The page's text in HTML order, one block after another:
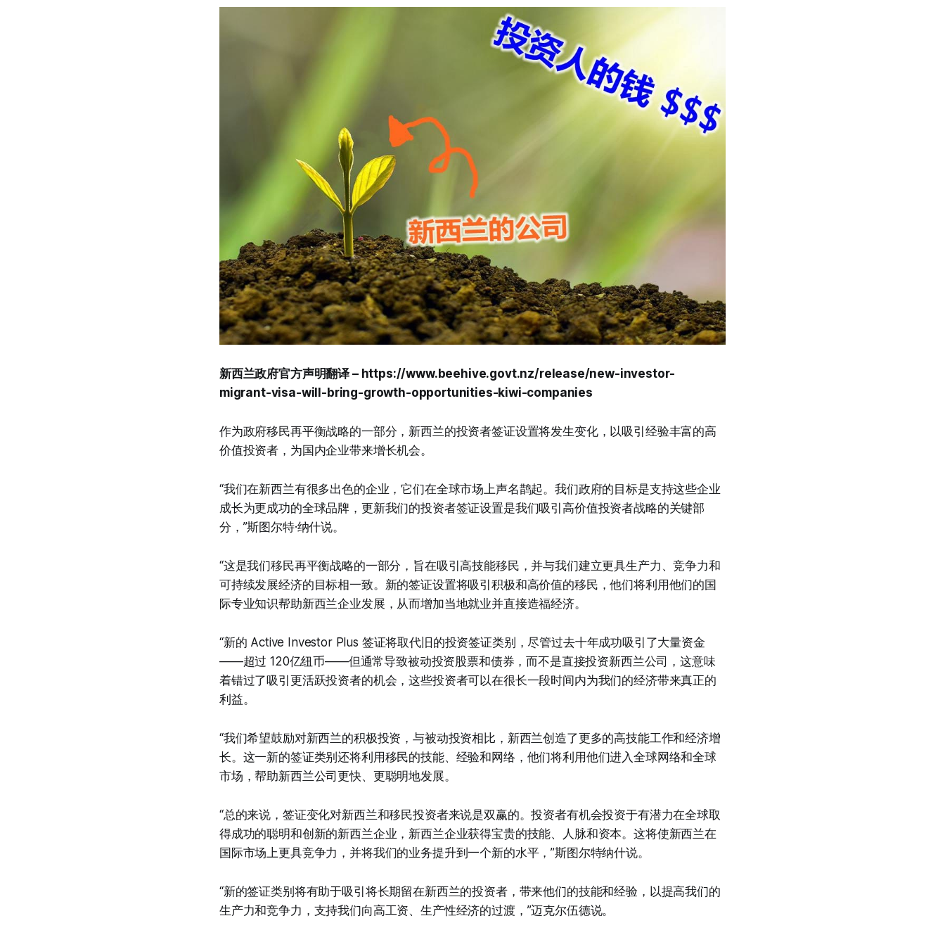
新西兰政府官方声明翻译 – https://www.beehive.govt.nz/release/new-investor-
migrant-visa-will-bring-growth-opportunities-kiwi-companies
作为政府移民再平衡战略的一部分，新西兰的投资者签证设置将发生变化，以吸引经验丰富的高
价值投资者，为国内企业带来增长机会。
“我们在新西兰有很多出色的企业，它们在全球市场上声名鹊起。我们政府的目标是支持这些企业
成长为更成功的全球品牌，更新我们的投资者签证设置是我们吸引高价值投资者战略的关键部
分，”斯图尔特·纳什说。
“这是我们移民再平衡战略的一部分，旨在吸引高技能移民，并与我们建立更具生产力、竞争力和
可持续发展经济的目标相一致。新的签证设置将吸引积极和高价值的移民，他们将利用他们的国
际专业知识帮助新西兰企业发展，从而增加当地就业并直接造福经济。
“新的 Active Investor Plus 签证将取代旧的投资签证类别，尽管过去十年成功吸引了大量资金
——超过 120亿纽币——但通常导致被动投资股票和债券，而不是直接投资新西兰公司，这意味
着错过了吸引更活跃投资者的机会，这些投资者可以在很长一段时间内为我们的经济带来真正的
利益。
“我们希望鼓励对新西兰的积极投资，与被动投资相比，新西兰创造了更多的高技能工作和经济增
长。这一新的签证类别还将利用移民的技能、经验和网络，他们将利用他们进入全球网络和全球
市场，帮助新西兰公司更快、更聪明地发展。
“总的来说，签证变化对新西兰和移民投资者来说是双赢的。投资者有机会投资于有潜力在全球取
得成功的聪明和创新的新西兰企业，新西兰企业获得宝贵的技能、人脉和资本。这将使新西兰在
国际市场上更具竞争力，并将我们的业务提升到一个新的水平，”斯图尔特纳什说。
“新的签证类别将有助于吸引将长期留在新西兰的投资者，带来他们的技能和经验，以提高我们的
生产力和竞争力，支持我们向高工资、生产性经济的过渡，”迈克尔伍德说。